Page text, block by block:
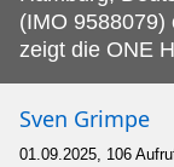
(IMO 9588079)
zeigt die ONE
Sven Grimpe
01.09.2025, 106